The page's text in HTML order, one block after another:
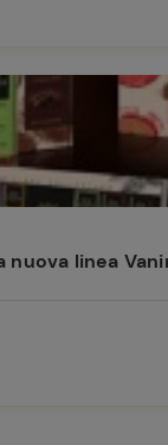
nuova linea